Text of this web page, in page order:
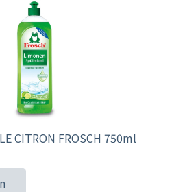
CITRON FROSCH 750ml